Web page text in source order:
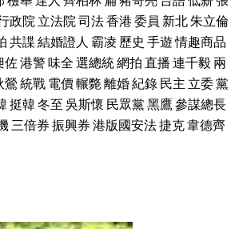
政院立法院司法香港委員 新北朱立倫
共諜結婚證人 霸凌 歷史 手遊情趣商品
佐港警味全選總統網拍直播連千毅兩
鶯統戰電價輾斃離婚紀錄民主 立委黨
挺韓冬至吳斯懷 民眾黨黑鷹參謀總長
三倍券振興券港版國安法捷克韋德齊